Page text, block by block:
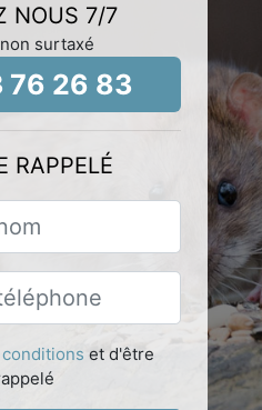
NOUS 7/7
surtaxé
26 83
RAPPELÉ
conditions et d'être